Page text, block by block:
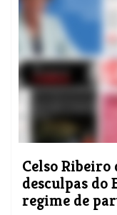
Celso Ribeiro
desculpas do
regime de